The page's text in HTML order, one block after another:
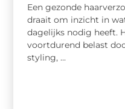
Een gezonde
draait om inzicht in
dagelijks nodig heeft.
voortdurend belast
styling, ...